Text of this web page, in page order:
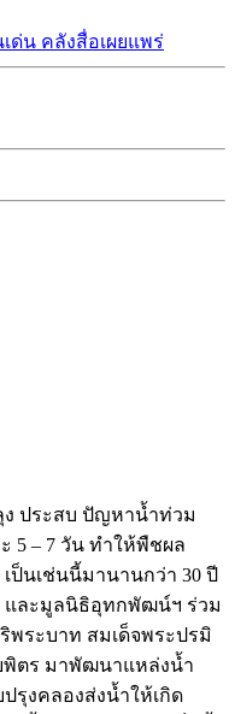
ด่น คลังสื่อเผยแพร่
ประสบ ปัญหาน้ำท่วม
5 – 7 วัน ทำให้พืชผล
เป็นเช่นนี้มานานกว่า 30 ปี
และมูลนิธิอุทกพัฒน์ฯ ร่วม
ระบาท สมเด็จพระปรมิ
ตร มาพัฒนาแหล่งน้ำ
รุงคลองส่งน้ำให้เกิด